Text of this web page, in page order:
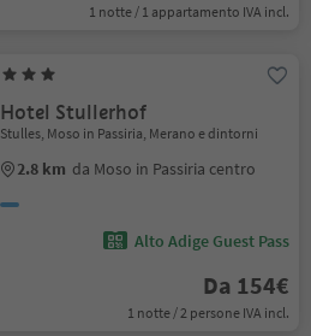
1 notte / 1 appartamento IVA incl.
Hotel Stullerhof
Stulles, Moso in Passiria, Merano e dintorni
2.8 km da Moso in Passiria centro
Alto Adige Guest Pass
Da 154€
1 notte / 2 persone IVA incl.